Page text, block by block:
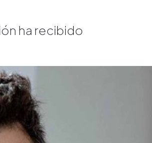
ha recibido